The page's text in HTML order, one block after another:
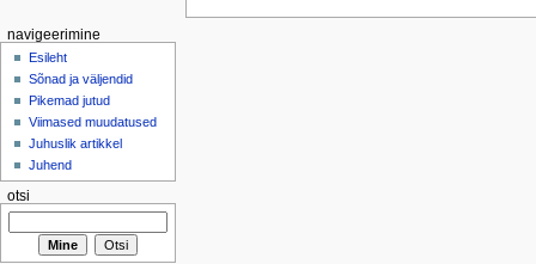
navigeerimine
Esileht
Sõnad ja väljendid
Pikemad jutud
Viimased muudatused
Juhuslik artikkel
Juhend
otsi